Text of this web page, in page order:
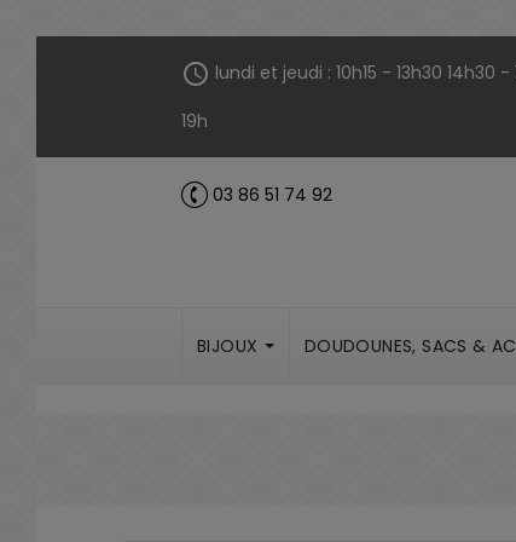
schedule lundi et jeudi : 10h15 - 13h30 14h30
19h
call 03 86 51 74 92
BIJOUX DOUDOUNES, SACS &